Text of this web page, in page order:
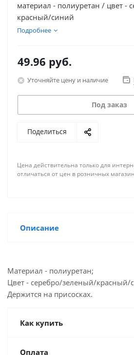
материал - полиуретан / цвет -
красный/синий
Подробнее
49.96 руб.
Уточняйте цену и наличие
Под заказ
Поделиться
Цена действительна только для
отличаться от цен в розничных
Описание
Материал - полиуретан;
Цвет - серебро/зеленый/красный/
Держится на присосках.
Как купить
Оплата